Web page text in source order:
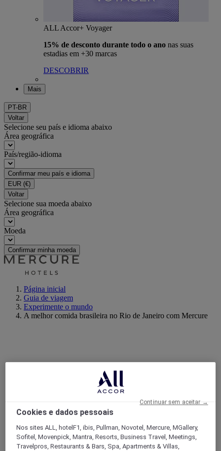
ALL Accor+ Voyager
15% de desconto durante todo o ano nas suas
estadias em +30 marcas
DESCOBRIR
Mais
PT-BR
Voltar
Selecione seu país e idioma abaixo
Área geográfica
País/região-idioma
Confirmar meu país e idioma
EUR (€)
Voltar
Selecione sua moeda abaixo
Área geográfica
Moeda
Confirmar minha moeda
Página inicial
Guia de viagem
Experimente o mundo
A melhor comida brasileira no Rio de Janeiro com Mercure
Cookies e dados pessoais
Nos sites ALL, hotelF1, ibis, Pullman, Novotel, Mercure, MGallery,
Sofitel, Movenpick, Mantra, Resorts, Business Travel, Meetings,
Travelpros, Restaurants & Bars, Spa, Apartments & Villas,
Continuar sem aceitar →